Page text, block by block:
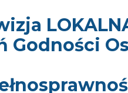
Godności